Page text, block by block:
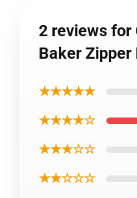
2 reviews for
Baker Zipper
★★★★★
★★★★☆
★★★☆☆
★★☆☆☆